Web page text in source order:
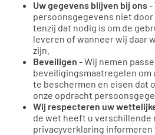
Uw gegevens blijven bij ons-
persoonsgegevens niet
tenzij dat nodig is om de
leveren of wanneer wij daar
zijn.
Beveiligen - Wij nemen
beveiligingsmaatregelen om
te beschermen en eisen dat
onze opdracht
Wij respecteren uw
de wet heeft u verschillende
privacyverklaring informeren